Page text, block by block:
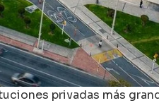
privadas más